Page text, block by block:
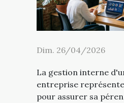
Dim. 26/04/2026
La gestion interne
entreprise
pour assurer sa